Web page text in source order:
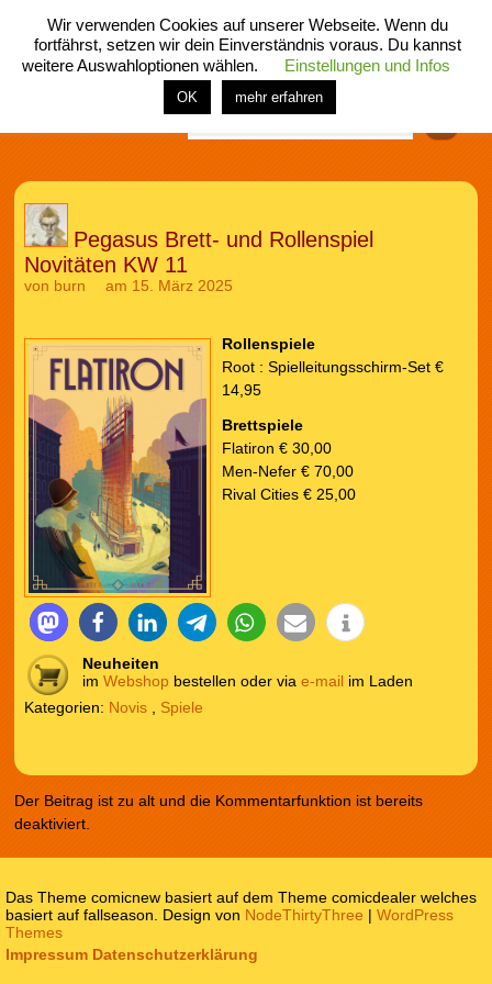
menü
home rubrik buch comic spiel fotos shop
Pegasus Brett- und Rollenspiel
Novitäten KW 11
von burn am 15. März 2025
Rollenspiele
Root : Spielleitungsschirm-Set €
14,95
Brettspiele
Flatiron € 30,00
Men-Nefer € 70,00
Rival Cities € 25,00
Neuheiten
im Webshop bestellen oder via e-mail im Laden
Kategorien: Novis, Spiele
Der Beitrag ist zu alt und die Kommentarfunktion ist bereits
deaktiviert.
Impressum Datenschutzerklärung
Das Theme comicnew basiert auf dem Theme comicdealer welches
basiert auf fallseason. Design von NodeThirtyThree |WordPress
Themes
Wir verwenden Cookies auf unserer Webseite. Wenn du
fortfährst, setzen wir dein Einverständnis voraus. Du kannst
weitere Auswahloptionen wählen.
Einstellungen und Infos
OK mehr erfahren